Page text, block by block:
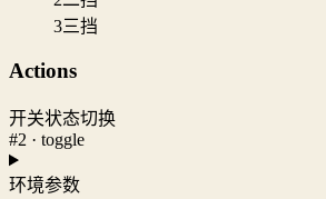
3三挡
Actions
开关状态切换
#2 · toggle
环境参数